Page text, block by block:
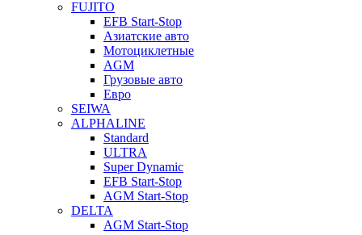
FUJITO
EFB Start-Stop
Азиатские авто
Мотоциклетные
AGM
Грузовые авто
Евро
SEIWA
ALPHALINE
Standard
ULTRA
Super Dynamic
EFB Start-Stop
AGM Start-Stop
DELTA
AGM Start-Stop